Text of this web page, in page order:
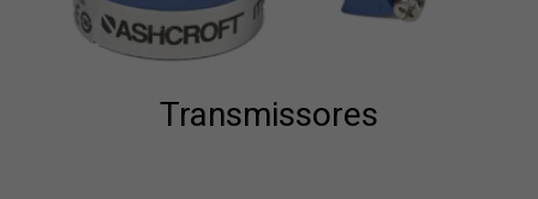
Transmissores